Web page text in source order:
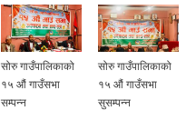
सोरु गाउँपालिकाको
१५ औं गाउँसभा
सम्पन्न
सोरु गाउँपालिकाको
१५ औं गाउँसभा
सुसम्पन्न